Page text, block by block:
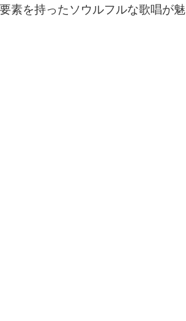
素を持ったソウルフルな歌唱が魅